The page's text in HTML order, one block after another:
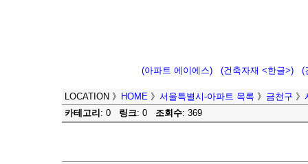
(아파트 에이에스) (건축자재 <한글>) (
LOCATION 》 HOME 》 서울특별시-아파트 목록 》 금천구 》
카테고리 : 0 링크: 0 조회수: 369